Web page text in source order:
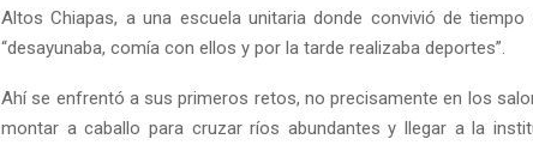
Altos Chiapas, a una escuela unitaria donde convivió de
“desayunaba, comía con ellos y por la tarde realizaba deportes”.
Ahí se enfrentó a sus primeros retos, no precisamente en los
montar a caballo para cruzar ríos abundantes y llegar a la